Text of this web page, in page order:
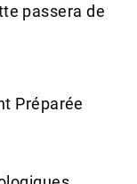
passera de
Préparée